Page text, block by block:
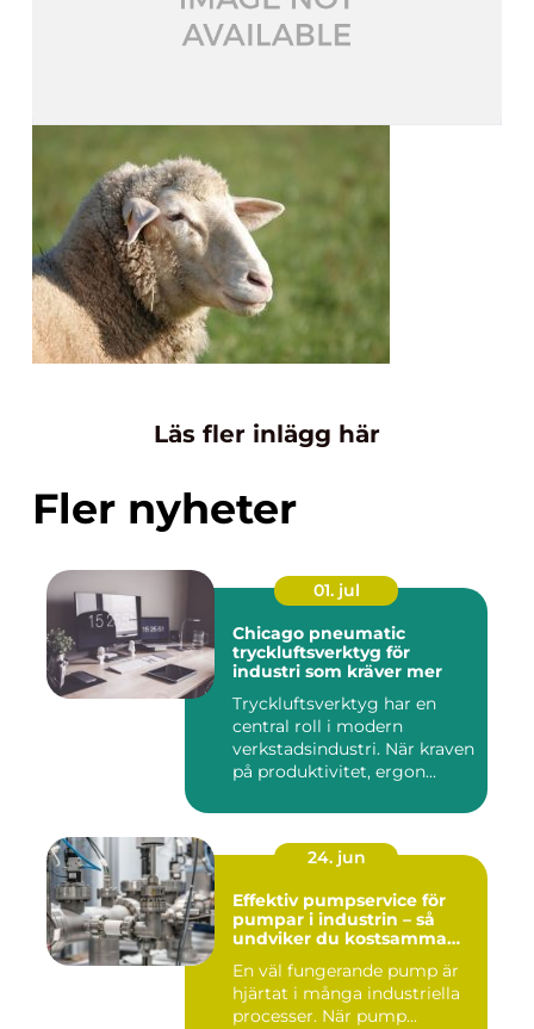
Läs fler inlägg här
Fler nyheter
01. jul
Chicago pneumatic
tryckluftsverktyg för
industri som kräver mer
Tryckluftsverktyg har en
central roll i modern
verkstadsindustri. När kraven
på produktivitet, ergon...
24. jun
Effektiv pumpservice för
pumpar i industrin – så
undviker du kostsamma
En väl fungerande pump är
hjärtat i många industriella
processer. När pump...